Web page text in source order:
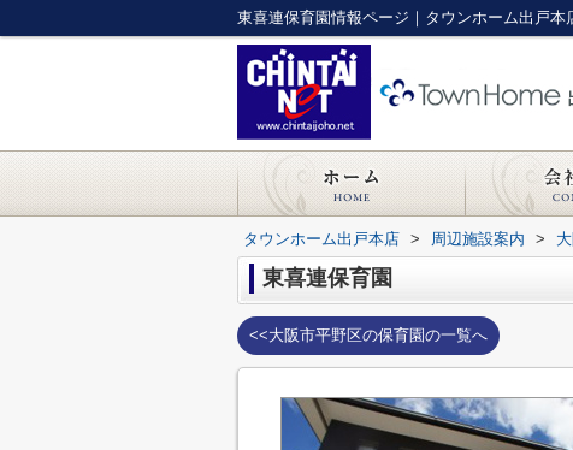
東喜連保育園情報ページ｜タウンホーム出戸本
タウンホーム出戸本店 > 周辺施設案内 >
東喜連保育園
<<大阪市平野区の保育園の一覧へ